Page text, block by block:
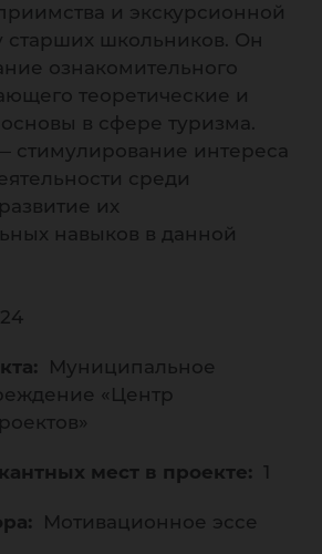
и экскурсионной
старших школьников. Он
ознакомительного
теоретические и
в сфере туризма.
стимулирование интереса
среди
их
навыков в данной
Муниципальное
«Центр
мест в проекте: 1
Мотивационное эссе